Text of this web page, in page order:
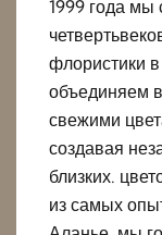
1999 года
флористики
объединяем
свежими
создавая
близких.
из самых